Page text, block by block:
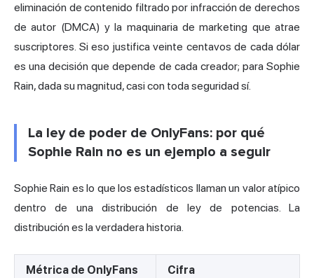
eliminación de contenido filtrado por infracción de derechos
de autor (DMCA) y la maquinaria de marketing que atrae
suscriptores. Si eso justifica veinte centavos de cada dólar
es una decisión que depende de cada creador; para Sophie
Rain, dada su magnitud, casi con toda seguridad sí.
La ley de poder de OnlyFans: por qué
Sophie Rain no es un ejemplo a seguir
Sophie Rain es lo que los estadísticos llaman un valor atípico
dentro de una distribución de ley de potencias. La
distribución es la verdadera historia.
Métrica de OnlyFans
Cifra